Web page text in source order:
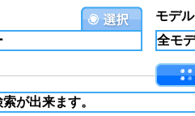
モデル